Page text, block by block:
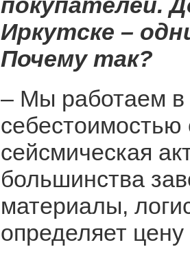
Иркутске –
Почему так?
– Мы работаем в
себестоимостью
сейсмическая
большинства
материалы,
определяет